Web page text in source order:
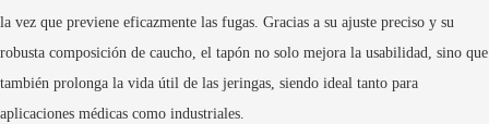
la vez que previene eficazmente las fugas. Gracias a su ajuste preciso y su
robusta composición de caucho, el tapón no solo mejora la usabilidad, sino que
también prolonga la vida útil de las jeringas, siendo ideal tanto para
aplicaciones médicas como industriales.